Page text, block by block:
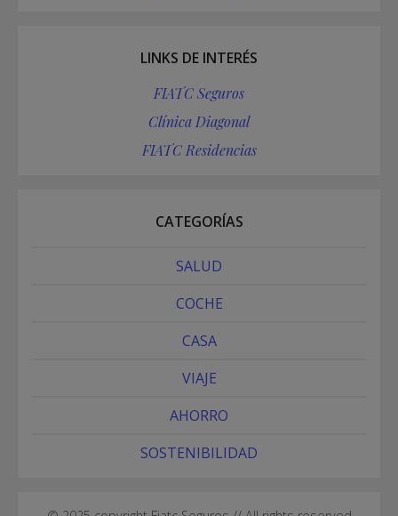
LINKS DE INTERÉS
FIATC Seguros
Clínica Diagonal
FIATC Residencias
CATEGORÍAS
SALUD
COCHE
CASA
VIAJE
AHORRO
SOSTENIBILIDAD